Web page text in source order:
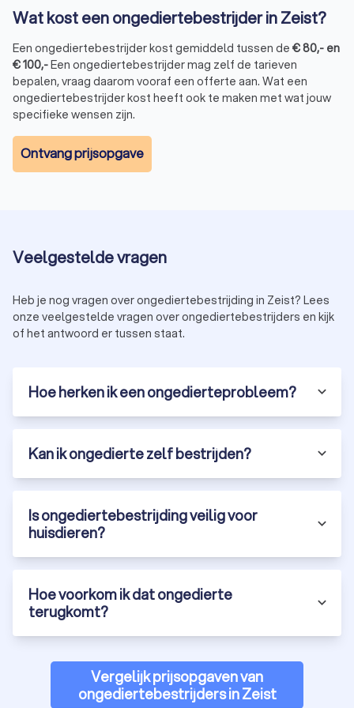
manier worden geplaatst en geleegd.
Muizengif:Muizengif wordt in speciale lokdozen
geplaatst, zodat huisdieren en kinderen er niet per
ongeluk bij kunnen komen. Dit gif zorgt ervoor dat
muizen op een humane manier sterven, maar mag alleen
door professionals gebruikt worden vanwege
regelgeving.
hoogfrequent geluid uit, dat muizen afschrikt. De
effectiviteit hiervan verschilt per situatie. Laat je door
een ongediertebestrijder adviseren of dit een geschikte
Insectenbestrijding
Insecten variëren van hinderlijk tot destructief.
roeien, vanwege eitjes die in huis achterblijven. Een
insectenbestrijdingbedrijf komt langs om je definitief van de
plaag af te helpen. Afhankelijk van het type insect zijn er
terugnemen naar het nest, waardoor de hele kolonie
Kakkerlakkenbestrijding:Kakkerlakken zijn lastig te
resistentie tegen veel middelen. Een bestrijder gebruikt
professionele lokmiddelen en insecticiden of speciale
gels om kakkerlakken aan te trekken en te doden. In
sommige gevallen is een gecombineerde aanpak met
warmte- of koubehandeling nodig om volledig van een
Wespenbestrijding:Een wespennest in of nabij je woning
kan gevaarlijk zijn en overlast veroorzaken. Een
ongediertebestrijder draagt beschermende kleding en
verdooft de wespen, zodat ze niet agressief worden.
verwijderd. Voor hardnekkige wespennesten worden
soms chemische of mechanische bestrijdingsmethoden
Wat kost een ongediertebestrijder in Zeist?
Een ongediertebestrijder kost gemiddeld tussen de €80,- en
€100,-Een ongediertebestrijder mag zelf de tarieven
bepalen, vraag daarom vooraf een offerte aan. Wat een
ongediertebestrijder kost heeft ook te maken met wat jouw
specifieke wensen zijn.
Ontvang prijsopgave
Veelgestelde vragen
Heb je nog vragen over ongediertebestrijding in Zeist? Lees
onze veelgestelde vragen over ongediertebestrijders en kijk
of het antwoord er tussen staat.
Hoe herken ik een ongedierteprobleem?
Kan ik ongedierte zelf bestrijden?
Is ongediertebestrijding veilig voor
huisdieren?
Hoe voorkom ik dat ongedierte
terugkomt?
Vergelijk prijsopgaven van
ongediertebestrijders in Zeist